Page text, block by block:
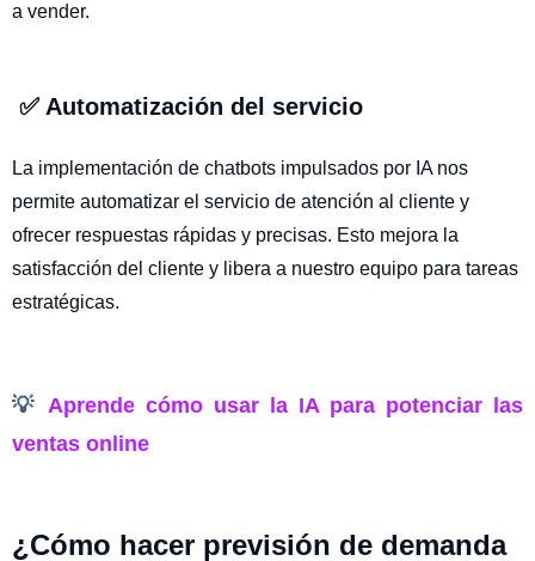
a vender.
✅ Automatización del servicio
La implementación de chatbots impulsados por IA nos
permite automatizar el servicio de atención al cliente y
ofrecer respuestas rápidas y precisas. Esto mejora la
satisfacción del cliente y libera a nuestro equipo para tareas
estratégicas.
💡 Aprende cómo usar la IA para potenciar las
ventas online
¿Cómo hacer previsión de demanda